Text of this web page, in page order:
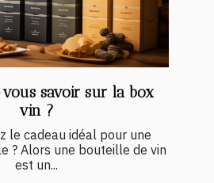
savoir sur la box
vin ?
le cadeau idéal pour une
? Alors une bouteille de vin
est un...